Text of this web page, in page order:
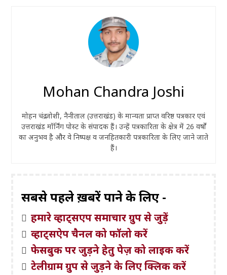
Mohan Chandra Joshi
मोहन चंद्र जोशी, नैनीताल (उत्तराखंड) के मान्यता प्राप्त वरिष्ठ पत्रकार एवं
उत्तराखंड मॉर्निंग पोस्ट के संपादक हैं। उन्हें पत्रकारिता के क्षेत्र में 26 वर्षों
का अनुभव है और वे निष्पक्ष व जनहितकारी पत्रकारिता के लिए जाने जाते
हैं।
सबसे पहले ख़बरें पाने के लिए -
हमारे व्हाट्सएप समाचार ग्रुप से जुड़ें
व्हाट्सऐप चैनल को फॉलो करें
फेसबुक पर जुड़ने हेतु पेज़ को लाइक करें
टेलीग्राम ग्रुप से जुड़ने के लिए क्लिक करें